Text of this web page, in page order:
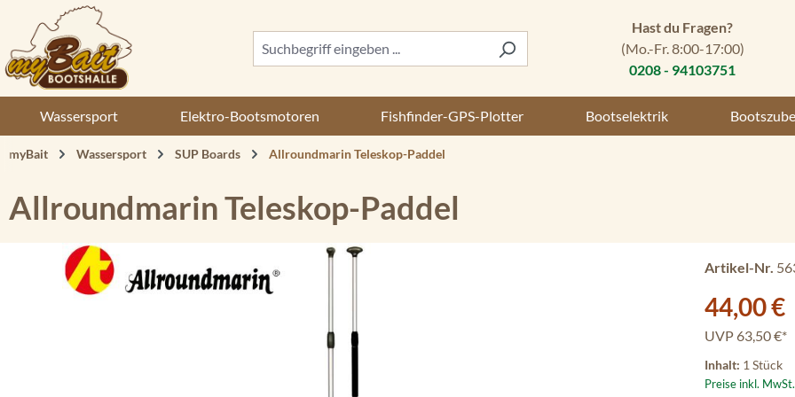
Hauptinhalt springen
Zur Suche springen
Zur Hauptnavigation springen
Hast du Fragen?
(Mo.-Fr. 8:00-17:00)
0208 - 94103751
Wassersport Elektro-Bootsmotoren Fishfinder-GPS-Plotter Bootselektrik
myBait Wassersport SUP Boards Allroundmarin Teleskop-Paddel
Allroundmarin Teleskop-Paddel
Bildergalerie überspringen
Artikel-Nr.
Verkaufspreis:
44,00 €
UVP 63,50 €*
Inhalt: 1 Stück
Preise inkl.